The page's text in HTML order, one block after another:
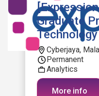
Graduate
Cyberjaya,
Permanent
Analytics
More info